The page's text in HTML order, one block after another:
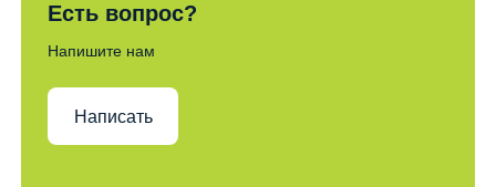
Есть вопрос?
Напишите нам
Написать